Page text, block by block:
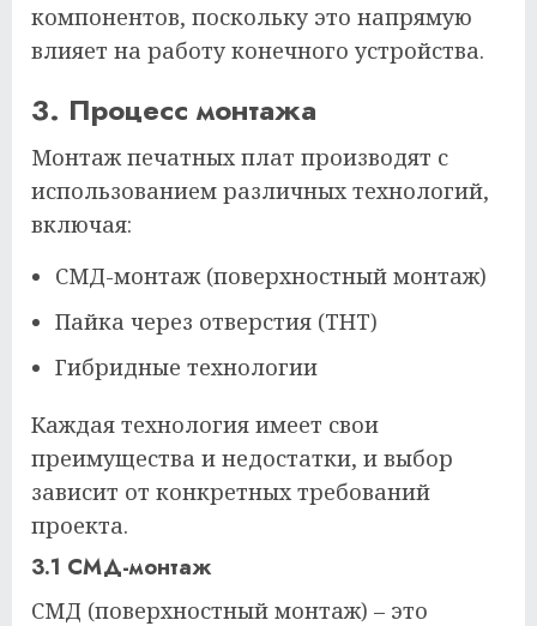
компонентов, поскольку это напрямую
влияет на работу конечного устройства.
3. Процесс монтажа
Монтаж печатных плат производят с
использованием различных технологий,
включая:
СМД-монтаж (поверхностный монтаж)
Пайка через отверстия (THT)
Гибридные технологии
Каждая технология имеет свои
преимущества и недостатки, и выбор
зависит от конкретных требований
проекта.
3.1 СМД-монтаж
СМД (поверхностный монтаж) – это